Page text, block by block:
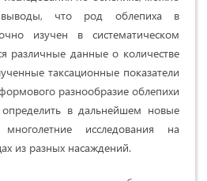
выводы, что род облепиха в
изучен в систематическом
различные данные о количестве
таксационные показатели
разнообразие облепихи
в дальнейшем новые
исследования на
из разных насаждений.